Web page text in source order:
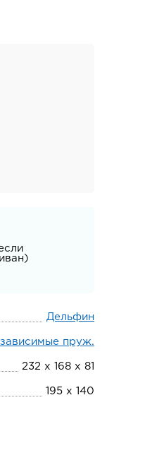
Дельфин
пруж.
232 х 168 х 81
195 х 140